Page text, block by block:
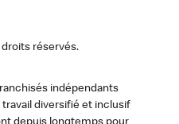
droits réservés.
indépendants
diversifié et inclusif